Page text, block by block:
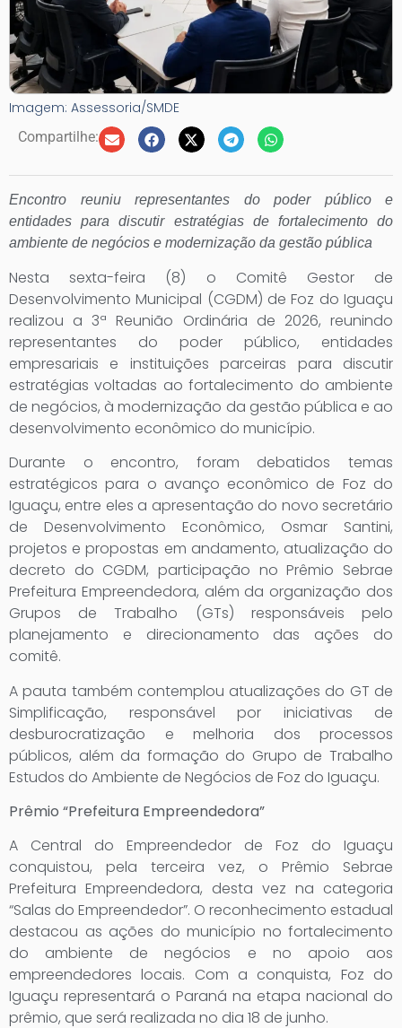
Imagem: Assessoria/SMDE
Compartilhe:
Encontro reuniu representantes do poder público e
entidades para discutir estratégias de fortalecimento do
ambiente de negócios e modernização da gestão pública
Nesta sexta-feira (8) o Comitê Gestor de
Desenvolvimento Municipal (CGDM) de Foz do Iguaçu
realizou a 3ª Reunião Ordinária de 2026, reunindo
representantes do poder público, entidades
empresariais e instituições parceiras para discutir
estratégias voltadas ao fortalecimento do ambiente
de negócios, à modernização da gestão pública e ao
desenvolvimento econômico do município.
Durante o encontro, foram debatidos temas
estratégicos para o avanço econômico de Foz do
Iguaçu, entre eles a apresentação do novo secretário
de Desenvolvimento Econômico, Osmar Santini,
projetos e propostas em andamento, atualização do
decreto do CGDM, participação no Prêmio Sebrae
Prefeitura Empreendedora, além da organização dos
Grupos de Trabalho (GTs) responsáveis pelo
planejamento e direcionamento das ações do
comitê.
A pauta também contemplou atualizações do GT de
Simplificação, responsável por iniciativas de
desburocratização e melhoria dos processos
públicos, além da formação do Grupo de Trabalho
Estudos do Ambiente de Negócios de Foz do Iguaçu.
Prêmio “Prefeitura Empreendedora”
A Central do Empreendedor de Foz do Iguaçu
conquistou, pela terceira vez, o Prêmio Sebrae
Prefeitura Empreendedora, desta vez na categoria
“Salas do Empreendedor”. O reconhecimento estadual
destacou as ações do município no fortalecimento
do ambiente de negócios e no apoio aos
empreendedores locais. Com a conquista, Foz do
Iguaçu representará o Paraná na etapa nacional do
prêmio, que será realizada no dia 18 de junho.